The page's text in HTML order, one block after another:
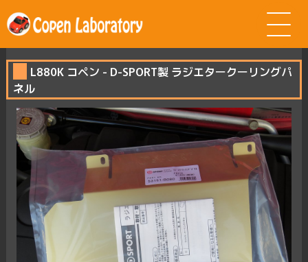
L880K コペン - D-SPORT製 ラジエタークーリングパ
ネル